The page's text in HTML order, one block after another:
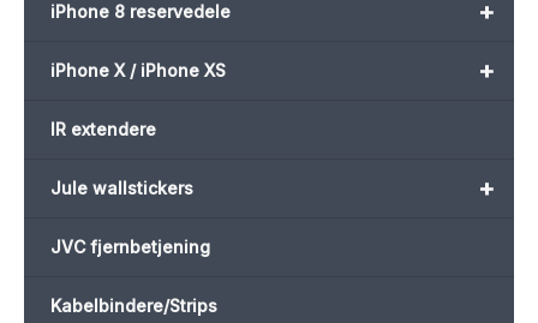
+
iPhone 8 reservedele
+
iPhone X / iPhone XS
IR extendere
+
Jule wallstickers
JVC fjernbetjening
Kabelbindere/Strips